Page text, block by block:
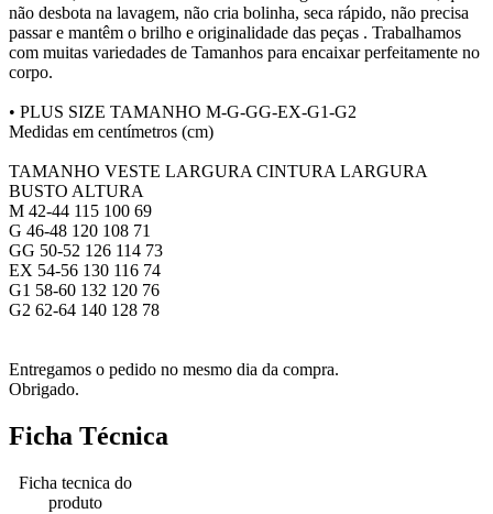
não desbota na lavagem, não cria bolinha, seca rápido, não precisa
passar e mantêm o brilho e originalidade das peças . Trabalhamos
com muitas variedades de Tamanhos para encaixar perfeitamente no
corpo.
• PLUS SIZE TAMANHO M-G-GG-EX-G1-G2
Medidas em centímetros (cm)
TAMANHO VESTE LARGURA CINTURA LARGURA
BUSTO ALTURA
M 42-44 115 100 69
G 46-48 120 108 71
GG 50-52 126 114 73
EX 54-56 130 116 74
G1 58-60 132 120 76
G2 62-64 140 128 78
Entregamos o pedido no mesmo dia da compra.
Obrigado.
Ficha Técnica
Ficha tecnica do
produto